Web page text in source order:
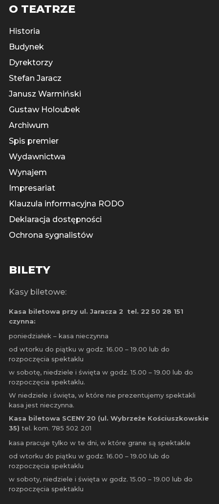
O TEATRZE
Historia
Budynek
Dyrektorzy
Stefan Jaracz
Janusz Warmiński
Gustaw Holoubek
Archiwum
Spis premier
Wydawnictwa
Wynajem
Impresariat
Klauzula informacyjna RODO
Deklaracja dostępności
Ochrona sygnalistów
BILETY
Kasy biletowe:
Kasa biletowa przy ul. Jaracza 2 tel. 22 50 28 151
czynna:
poniedziałek – kasa nieczynna
od wtorku do piątku w godz. 16.00 – 19.00 lub do
rozpoczęcia spektaklu
w sobotę, niedziele i święta w godz. 15.00 – 19.00 lub do
rozpoczęcia spektaklu.
W niedziele i święta, w które nie prezentujemy spektakli
kasa jest nieczynna.
Kasa biletowa SCENY 20 (ul. Wybrzeże Kościuszkowskie
35) tel. kom. 785 502 201
kasa pracuje tylko w te dni, w które grane są spektakle
od wtorku do piątku w godz. 16.00 – 19.00 lub do
rozpoczęcia spektaklu
w soboty, niedziele i święta w godz. 15.00 – 19.00 lub do
rozpoczęcia spektaklu